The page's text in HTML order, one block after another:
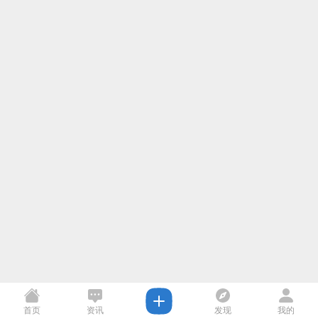
首页 资讯 发现 我的